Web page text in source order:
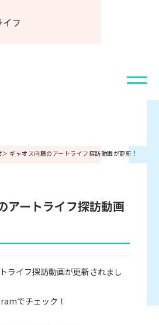
＞ ギャオス内藤のアートライフ探訪動画が更新！
アートライフ探訪動画
ライフ探訪動画が更新されまし
でチェック！